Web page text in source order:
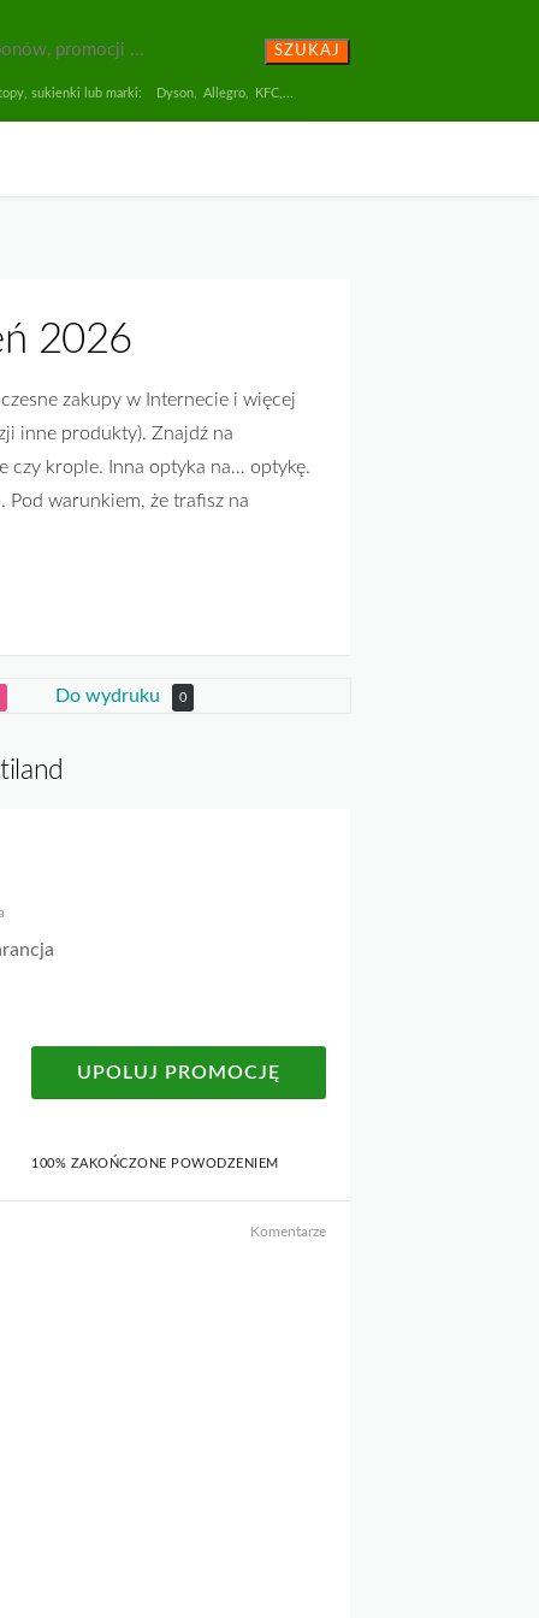
SZUKAJ
sukienki lub marki: Dyson Allegro KFC
2026
zakupy w Internecie i więcej
inne produkty). Znajdź na
czy krople. Inna optyka na… optykę.
Pod warunkiem, że trafisz na
Do wydruku 0
UPOLUJ PROMOCJĘ
100% ZAKOŃCZONE POWODZENIEM
Komentarze